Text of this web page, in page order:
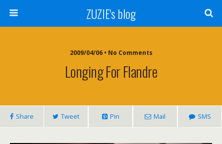
ZUZIE's blog
2009/04/06 • No Comments
Longing For Flandre
Share Tweet Pin Mail SMS